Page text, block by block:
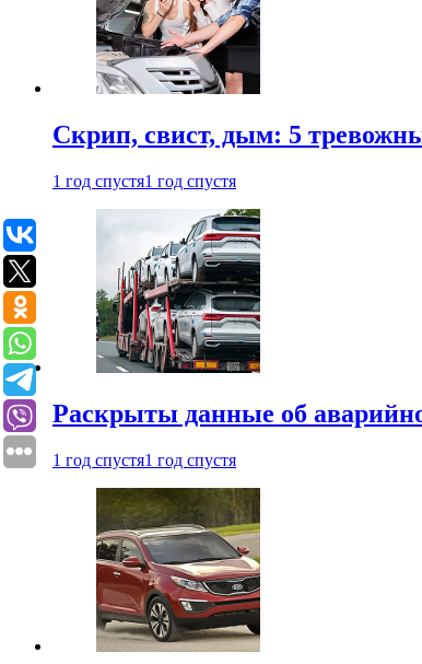
Скрип, свист, дым: 5
1 год спустя1 год спустя
Раскрыты данные об
1 год спустя1 год спустя